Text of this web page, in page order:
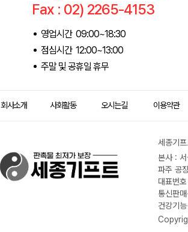
Fax : 02) 2265-4153
영업시간 09:00~18:30
점심시간 12:00~13:00
주말 및 공휴일 휴무
회사소개 사회활동 오시는길 이용약관
세종기
본사 :
파주 공
대표번
통신판
건강기